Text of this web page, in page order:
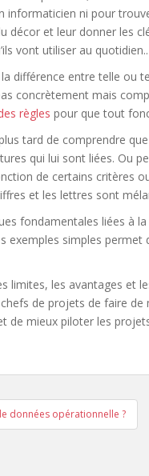
informaticien ni pour
décor et leur donner les
vont utiliser au quotidien..
différence entre telle ou
concrètement mais
règles pour que tout
tard de comprendre
qui lui sont liées. Ou
de certains critères
et les lettres sont
fondamentales liées à la
exemples simples
limites, les avantages et
de projets de faire de
de mieux piloter les
données opérationnelle ?